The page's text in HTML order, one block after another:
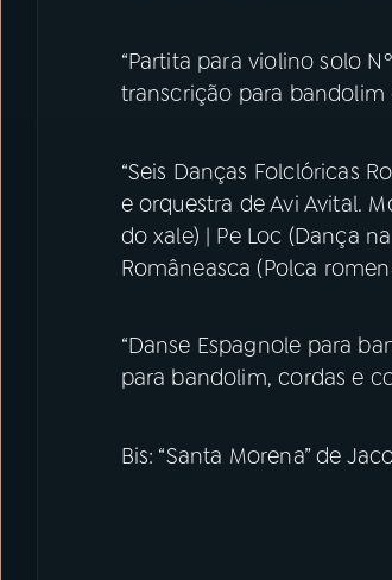
“Partita para violino solo
transcrição para bandolim
“Seis Danças Folclóricas
e orquestra de Avi Avital.
do xale) | Pe Loc (Dança
Româneasca (Polca
“Danse Espagnole para
para bandolim, cordas e
Bis: “Santa Morena” de